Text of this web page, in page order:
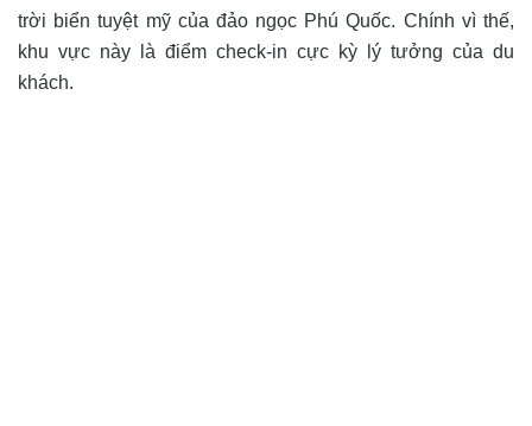
trời biển tuyệt mỹ của đảo ngọc Phú Quốc. Chính vì thế,
khu vực này là điểm check-in cực kỳ lý tưởng của du
khách.